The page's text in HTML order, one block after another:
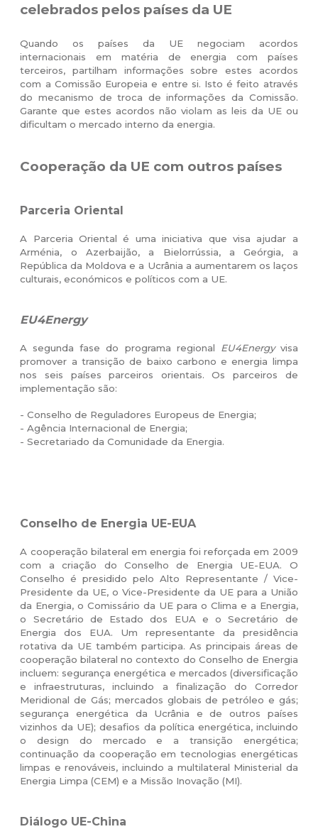
celebrados pelos países da UE
Quando os países da UE negociam acordos
internacionais em matéria de energia com países
terceiros, partilham informações sobre estes acordos
com a Comissão Europeia e entre si. Isto é feito através
do mecanismo de troca de informações da Comissão.
Garante que estes acordos não violam as leis da UE ou
dificultam o mercado interno da energia.
Cooperação da UE com outros países
Parceria Oriental
A Parceria Oriental é uma iniciativa que visa ajudar a
Arménia, o Azerbaijão, a Bielorrússia, a Geórgia, a
República da Moldova e a Ucrânia a aumentarem os laços
culturais, económicos e políticos com a UE.
EU4Energy
A segunda fase do programa regional EU4Energyvisa
promover a transição de baixo carbono e energia limpa
nos seis países parceiros orientais. Os parceiros de
implementação são:
- Conselho de Reguladores Europeus de Energia;
- Agência Internacional de Energia;
- Secretariado da Comunidade da Energia.
Conselho de Energia UE-EUA
A cooperação bilateral em energia foi reforçada em 2009
com a criação do Conselho de Energia UE-EUA. O
Conselho é presidido pelo Alto Representante / Vice-
Presidente da UE, o Vice-Presidente da UE para a União
da Energia, o Comissário da UE para o Clima e a Energia,
o Secretário de Estado dos EUA e o Secretário de
Energia dos EUA. Um representante da presidência
rotativa da UE também participa. As principais áreas de
cooperação bilateral no contexto do Conselho de Energia
incluem: segurança energética e mercados (diversificação
e infraestruturas, incluindo a finalização do Corredor
Meridional de Gás; mercados globais de petróleo e gás;
segurança energética da Ucrânia e de outros países
vizinhos da UE); desafios da política energética, incluindo
o design do mercado e a transição energética;
continuação da cooperação em tecnologias energéticas
limpas e renováveis, incluindo a multilateral Ministerial da
Energia Limpa (CEM) e a Missão Inovação (MI).
Diálogo UE-China